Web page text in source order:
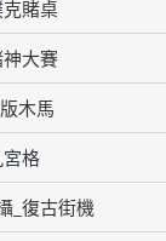
賭桌
大賽
木馬
格
_復古街機